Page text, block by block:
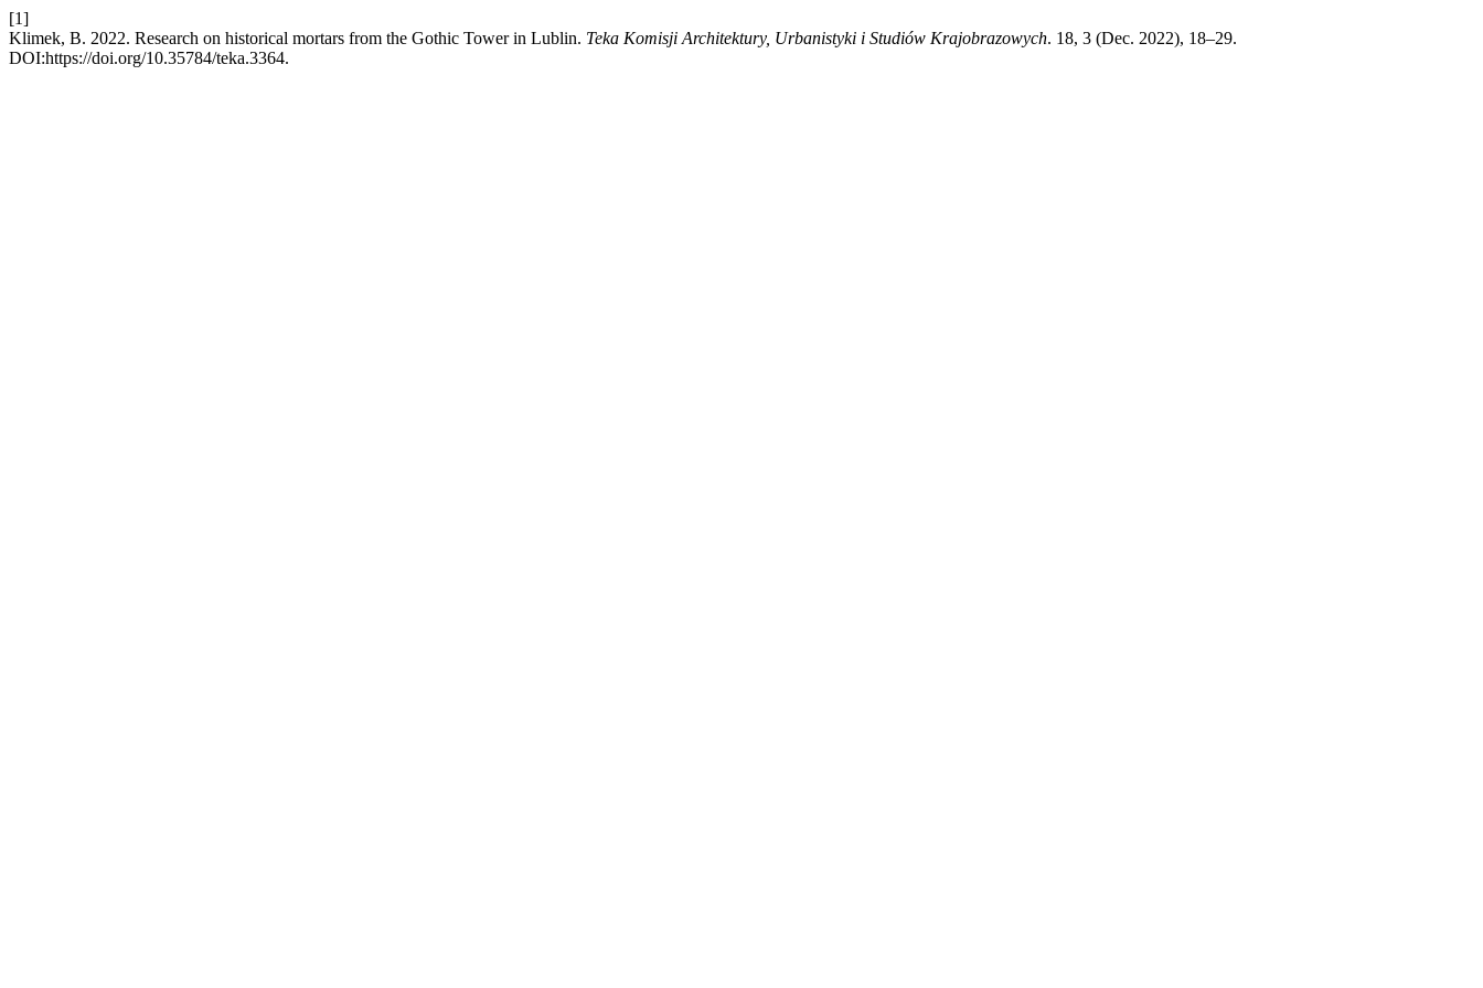
[1]
Klimek, B. 2022. Research on historical mortars from the Gothic Tower in Lublin. Teka Komisji Architektury, Urbanistyki i Studiów Krajobrazowych. 18, 3 (Dec. 2022), 18–29.
DOI:https://doi.org/10.35784/teka.3364.